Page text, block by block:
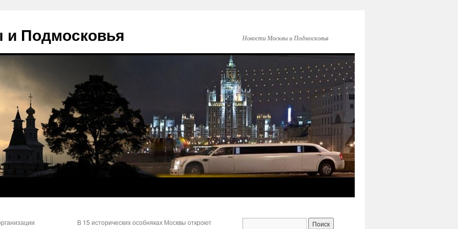
Подмосковья Новости Москвы и Подмосковья
В 15 исторических особняках Москвы откроют